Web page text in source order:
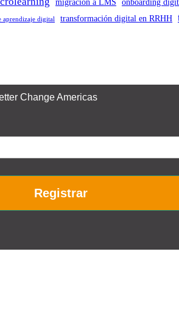
migración a LMS onboarding
aprendizaje digital transformación digital en RRHH
Change Americas
Registrar